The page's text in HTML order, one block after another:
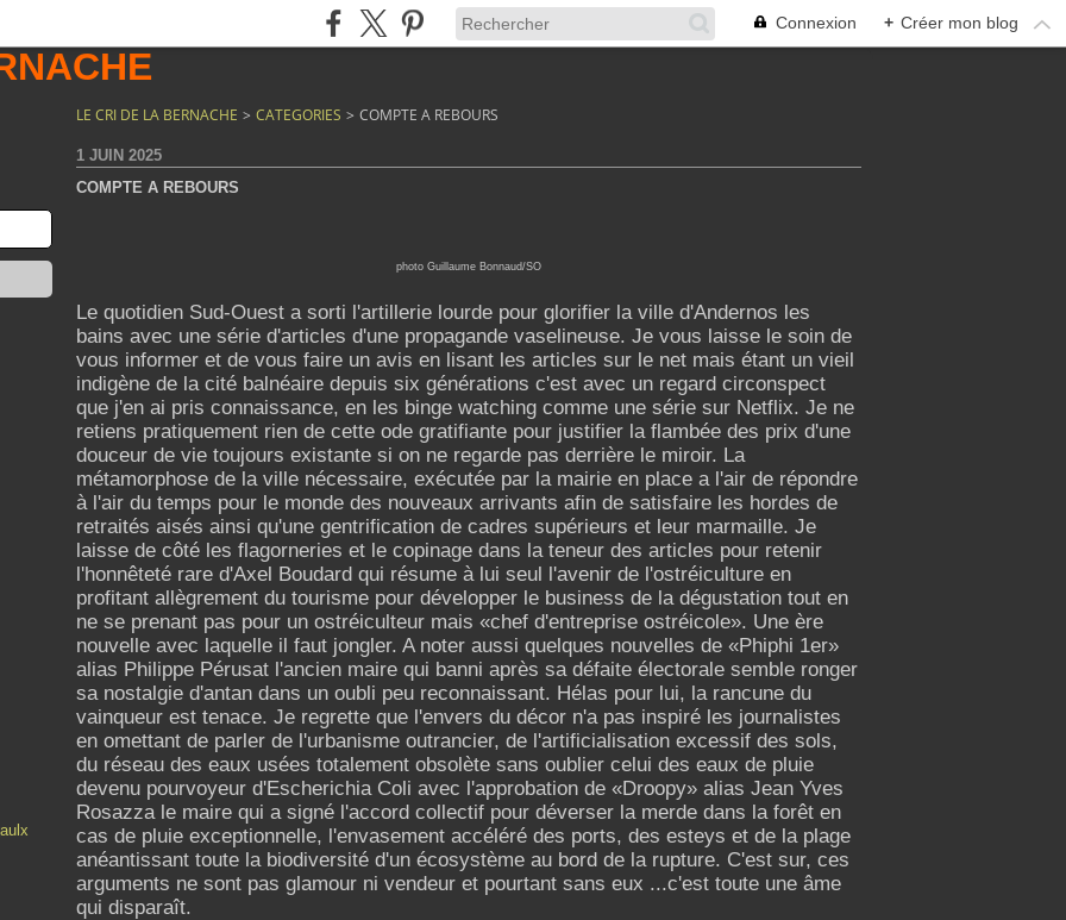
Connexion + Créer mon blog
LE CRI DE LA BERNACHE > CATEGORIES > COMPTE A REBOURS
1 JUIN 2025
COMPTE A REBOURS
photo Guillaume Bonnaud/SO
Le quotidien Sud-Ouest a sorti l'artillerie lourde pour glorifier la ville d'Andernos les
bains avec une série d'articles d'une propagande vaselineuse. Je vous laisse le soin de
vous informer et de vous faire un avis en lisant les articles sur le net mais étant un vieil
indigène de la cité balnéaire depuis six générations c'est avec un regard circonspect
que j'en ai pris connaissance, en les binge watching comme une série sur Netflix. Je ne
retiens pratiquement rien de cette ode gratifiante pour justifier la flambée des prix d'une
douceur de vie toujours existante si on ne regarde pas derrière le miroir. La
métamorphose de la ville nécessaire, exécutée par la mairie en place a l'air de répondre
à l'air du temps pour le monde des nouveaux arrivants afin de satisfaire les hordes de
retraités aisés ainsi qu'une gentrification de cadres supérieurs et leur marmaille. Je
laisse de côté les flagorneries et le copinage dans la teneur des articles pour retenir
l'honnêteté rare d'Axel Boudard qui résume à lui seul l'avenir de l'ostréiculture en
profitant allègrement du tourisme pour développer le business de la dégustation tout en
ne se prenant pas pour un ostréiculteur mais «chef d'entreprise ostréicole». Une ère
nouvelle avec laquelle il faut jongler. A noter aussi quelques nouvelles de «Phiphi 1er»
alias Philippe Pérusat l'ancien maire qui banni après sa défaite électorale semble ronger
sa nostalgie d'antan dans un oubli peu reconnaissant. Hélas pour lui, la rancune du
vainqueur est tenace. Je regrette que l'envers du décor n'a pas inspiré les journalistes
en omettant de parler de l'urbanisme outrancier, de l'artificialisation excessif des sols,
du réseau des eaux usées totalement obsolète sans oublier celui des eaux de pluie
devenu pourvoyeur d'Escherichia Coli avec l'approbation de «Droopy» alias Jean Yves
Rosazza le maire qui a signé l'accord collectif pour déverser la merde dans la forêt en
cas de pluie exceptionnelle, l'envasement accéléré des ports, des esteys et de la plage
anéantissant toute la biodiversité d'un écosystème au bord de la rupture. C'est sur, ces
arguments ne sont pas glamour ni vendeur et pourtant sans eux ...c'est toute une âme
qui disparaît.